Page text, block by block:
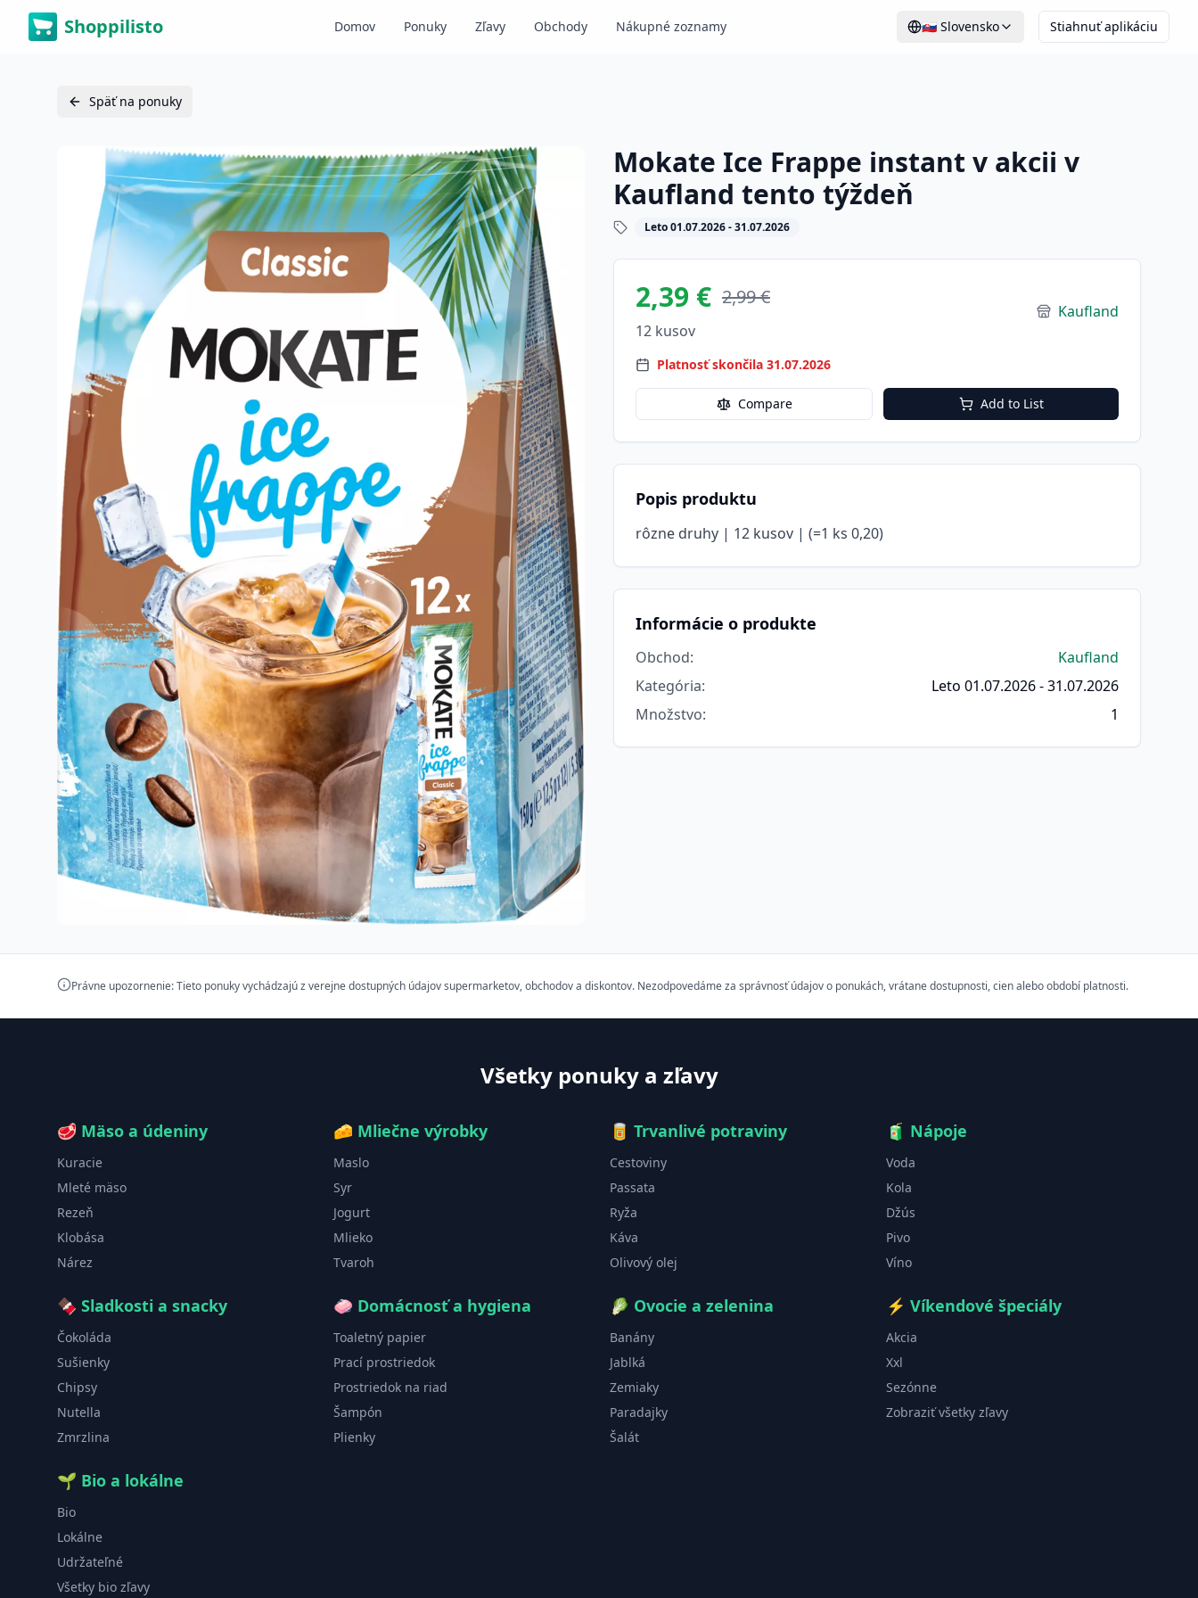
Shoppilisto Domov Ponuky Zľavy Obchody Nákupné zoznamy 🇸🇰 Slovensko Stiahnuť aplikáciu
Späť na ponuky
Mokate Ice Frappe instant v akcii v
Kaufland tento týždeň
Leto 01.07.2026 - 31.07.2026
2,39 € 2,99 €
12 kusov
Kaufland
Platnosť skončila 31.07.2026
Compare Add to List
Popis produktu
rôzne druhy | 12 kusov | (=1 ks 0,20)
Informácie o produkte
Obchod:
Kaufland
Kategória:
Leto 01.07.2026 - 31.07.2026
Množstvo: 1
Právne upozornenie: Tieto ponuky vychádzajú z verejne dostupných údajov supermarketov, obchodov a diskontov. Nezodpovedáme za správnosť údajov o ponukách, vrátane dostupnosti, cien alebo období platnosti.
Všetky ponuky a zľavy
🥩 Mäso a údeniny
Kuracie
Mleté mäso
Rezeň
Klobása
Nárez
🧀 Mliečne výrobky
Maslo
Syr
Jogurt
Mlieko
Tvaroh
🥫 Trvanlivé potraviny
Cestoviny
Passata
Ryža
Káva
Olivový olej
🧃 Nápoje
Voda
Kola
Džús
Pivo
Víno
🍫 Sladkosti a snacky
Čokoláda
Sušienky
Chipsy
Nutella
Zmrzlina
🧼 Domácnosť a hygiena
Toaletný papier
Prací prostriedok
Prostriedok na riad
Šampón
Plienky
🥬 Ovocie a zelenina
Banány
Jablká
Zemiaky
Paradajky
Šalát
⚡ Víkendové špeciály
Akcia
Xxl
Sezónne
Zobraziť všetky zľavy
🌱 Bio a lokálne
Bio
Lokálne
Udržateľné
Všetky bio zľavy